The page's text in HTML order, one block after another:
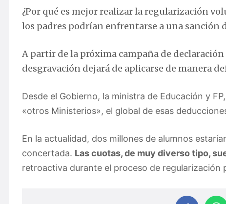
¿Por qué es mejor realizar la regularización
los padres podrían enfrentarse a una sanción
A partir de la próxima campaña de
desgravación dejará de aplicarse de manera
Desde el Gobierno, la ministra de Educación y
«otros Ministerios», el global de esas
En la actualidad, dos millones de alumnos
concertada. Las cuotas, de muy diverso tipo,
retroactiva durante el proceso de regularización